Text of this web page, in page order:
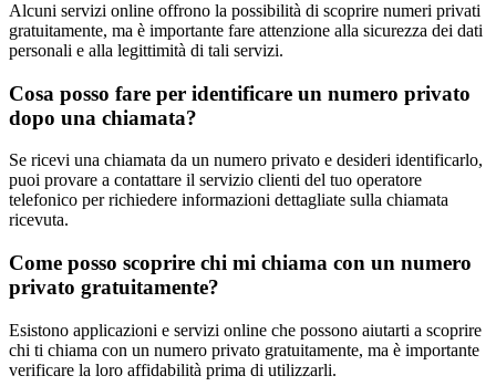
Alcuni servizi online offrono la possibilità di scoprire numeri privati
gratuitamente, ma è importante fare attenzione alla sicurezza dei dati
personali e alla legittimità di tali servizi.
Cosa posso fare per identificare un numero privato
dopo una chiamata?
Se ricevi una chiamata da un numero privato e desideri identificarlo,
puoi provare a contattare il servizio clienti del tuo operatore
telefonico per richiedere informazioni dettagliate sulla chiamata
ricevuta.
Come posso scoprire chi mi chiama con un numero
privato gratuitamente?
Esistono applicazioni e servizi online che possono aiutarti a scoprire
chi ti chiama con un numero privato gratuitamente, ma è importante
verificare la loro affidabilità prima di utilizzarli.